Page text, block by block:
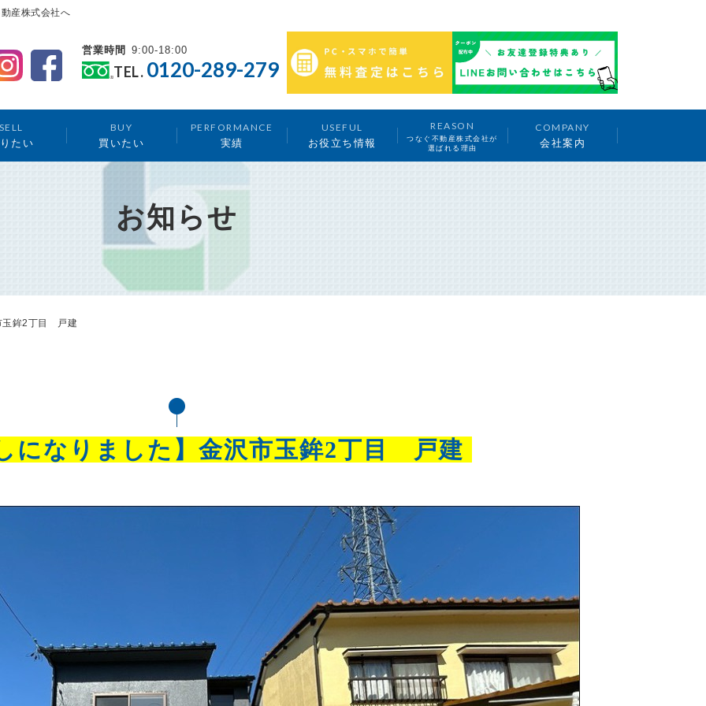
産株式会社へ
営業時間 9:00-18:00
TEL. 0120-289-279
たい
BUY
買いたい
PERFORMANCE
実績
USEFUL
お役立ち情報
REASON
つなぐ不動産株式会社が
選ばれる理由
COMPANY
会社案内
お知らせ
玉鉾2丁目 戸建
になりました】金沢市玉鉾2丁目 戸建